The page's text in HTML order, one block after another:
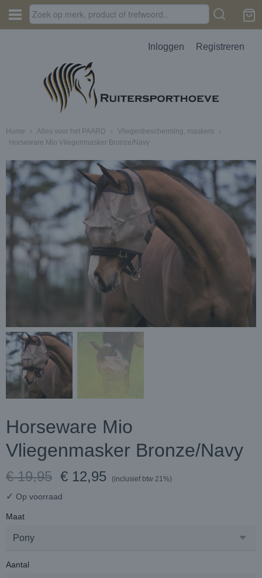
Inloggen Registreren
Home › Alles voor het PAARD › Vliegenbescherming, maskers
›
Horseware Mio Vliegenmasker Bronze/Navy
Horseware Mio
Vliegenmasker Bronze/Navy
€ 19,95 € 12,95 (inclusief btw 21%)
✓ Op voorraad
Maat
Aantal